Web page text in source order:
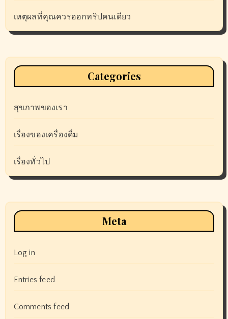
เหตุผลที่คุณควรออกทริปคนเดียว
Categories
สุขภาพของเรา
เรื่องของเครื่องดื่ม
เรื่องทั่วไป
Meta
Log in
Entries feed
Comments feed